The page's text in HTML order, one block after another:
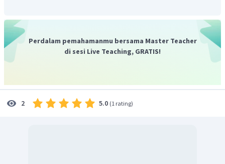
Perdalam pemahamanmu bersama Master Teacher
di sesi Live Teaching, GRATIS!
2 5.0 (1 rating)